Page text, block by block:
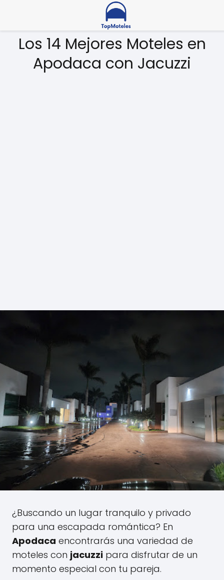
Los 14 Mejores Moteles en
Apodaca con Jacuzzi
¿Buscando un lugar tranquilo y privado
para una escapada romántica? En
Apodaca encontrarás una variedad de
moteles con jacuzzi para disfrutar de un
momento especial con tu pareja.